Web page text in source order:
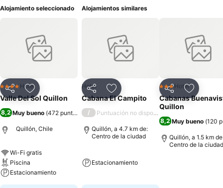
salones, canchas de tenis, tinajas relajantes, mesas de ping pong y
emocionantes partidas de vóley, relajarte en nuestra zona de picnic
o simplemente desconectar en un entorno idílico, aquí encontrarás
todo lo que necesitas para crear recuerdos inolvidables.
Alojamiento seleccionado
CompartirAgregar a favoritos
4 EstrellasHotel
Valle Del Sol Quillon
8,2 Muy bueno (472 puntuaciones)
Quillón, Chile
Wi-Fi gratis
Piscina
Estacionamiento
Alojamientos similares
CompartirAgregar a favoritos
Hotel
Cabana El Campito
/ Puntuación no disponible
Quillón, a 4.7 km de:
Centro de la ciudad
Estacionamiento
CompartirAgregar
3 Estrellas
Hotel
Cabanas
Quillon
8,2 Muy bueno (120
Quillón, a 1.5 km
Centro de la ciudad